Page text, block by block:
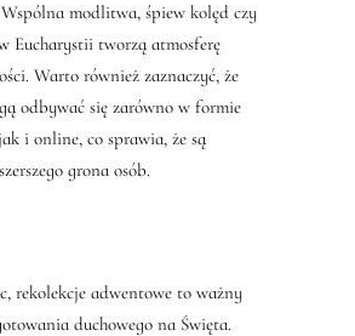
modlitwa, śpiew kolęd czy
Eucharystii tworzą atmosferę
Warto również zaznaczyć, że
odbywać się zarówno w formie
i online, co sprawia, że są
grona osób.
rekolekcje adwentowe to ważny
duchowego na Święta.